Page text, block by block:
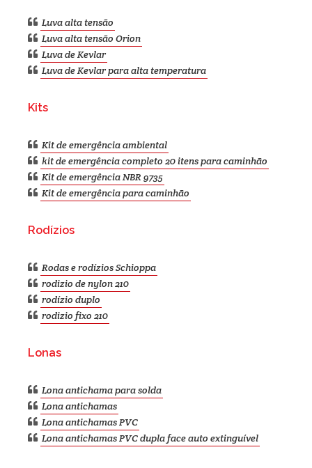
Luva alta tensão
Luva alta tensão Orion
Luva de Kevlar
Luva de Kevlar para alta temperatura
Kits
Kit de emergência ambiental
kit de emergência completo 20 itens para caminhão
Kit de emergência NBR 9735
Kit de emergência para caminhão
Rodízios
Rodas e rodízios Schioppa
rodizio de nylon 210
rodízio duplo
rodizio fixo 210
Lonas
Lona antichama para solda
Lona antichamas
Lona antichamas PVC
Lona antichamas PVC dupla face auto extinguível